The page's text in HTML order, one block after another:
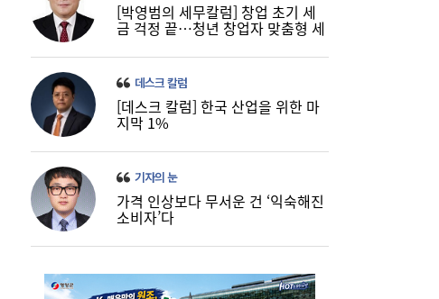
15:37
LG유플러스, 2분기 영업익 3445억원…역대
최대 실적
[박영범의 세무칼럼] 창업 초기 세
금 걱정 끝…청년 창업자 맞춤형 세
데스크 칼럼
[데스크 칼럼] 한국 산업을 위한 마
지막 1%
기자의 눈
가격 인상보다 무서운 건 ‘익숙해진
소비자’다